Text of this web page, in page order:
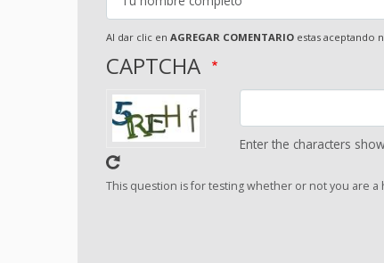
Al dar clic en AGREGAR COMENTARIO estas aceptando
CAPTCHA
Enter the characters
This question is for testing whether or not you are